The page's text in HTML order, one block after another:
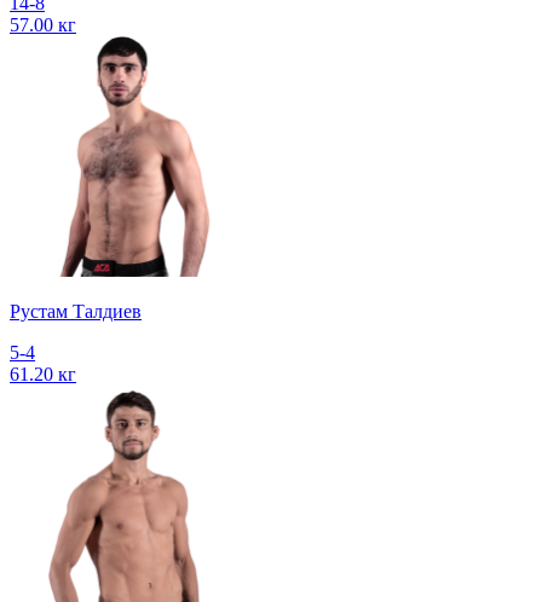
57.00 кг
Рустам Талдиев
5-4
61.20 кг